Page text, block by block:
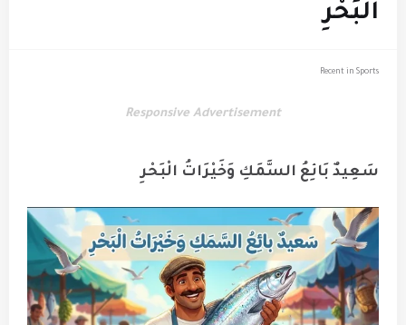
الْبَحْرِ
Recent in Sports
Responsive Advertisement
سَعِيدٌ بَائِعُ السَّمَكِ وَخَيْرَاتُ الْبَحْرِ